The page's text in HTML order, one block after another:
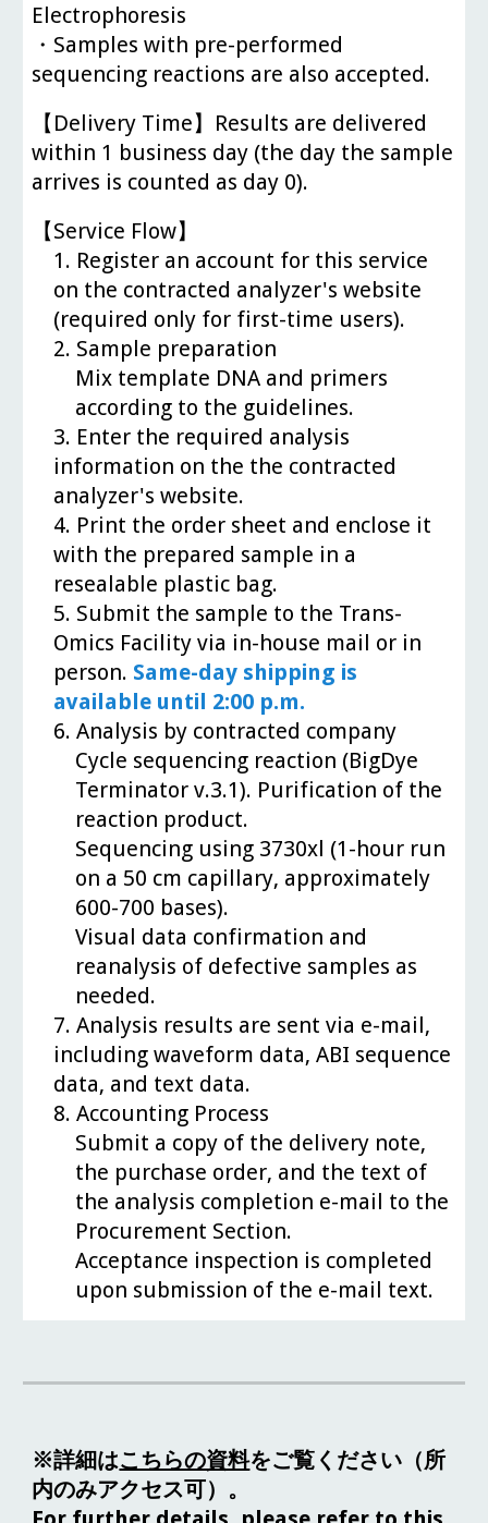
Electrophoresis
・Samples with pre-performed
sequencing reactions are also accepted.
【Delivery Time】Results are delivered
within 1 business day (the day the sample
arrives is counted as day 0).
【Service Flow】
1. Register an account for this service
on the contracted analyzer's website
(required only for first-time users).
2. Sample preparation
Mix template DNA and primers
according to the guidelines.
3. Enter the required analysis
information on the the contracted
analyzer's website.
4. Print the order sheet and enclose it
with the prepared sample in a
resealable plastic bag.
5. Submit the sample to the Trans-
Omics Facility via in-house mail or in
person. Same-day shipping is
available until 2:00 p.m.
6. Analysis by contracted company
Cycle sequencing reaction (BigDye
Terminator v.3.1). Purification of the
reaction product.
Sequencing using 3730xl (1-hour run
on a 50 cm capillary, approximately
600-700 bases).
Visual data confirmation and
reanalysis of defective samples as
needed.
7. Analysis results are sent via e-mail,
including waveform data, ABI sequence
data, and text data.
8. Accounting Process
Submit a copy of the delivery note,
the purchase order, and the text of
the analysis completion e-mail to the
Procurement Section.
Acceptance inspection is completed
upon submission of the e-mail text.
※詳細はこちらの資料をご覧ください（所
内のみアクセス可）。